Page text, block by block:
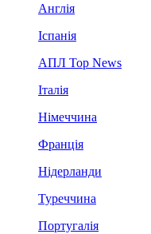
Англія
Іспанія
АПЛ Top News
Італія
Німеччина
Франція
Нідерланди
Туреччина
Португалія